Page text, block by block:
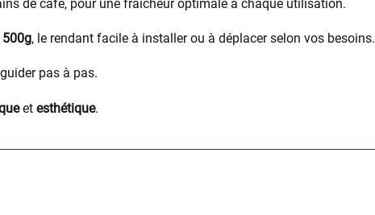
de café, pour une fraîcheur optimale à chaque utilisation.
500g, le rendant facile à installer ou à déplacer selon vos besoins.
pas à pas.
et esthétique.